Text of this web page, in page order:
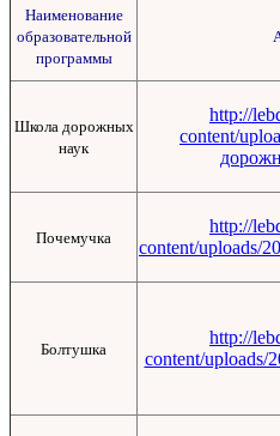
Наименование
образовательной
программы
Школа дорожных
наук
http://
content/
Почемучка
http://
content/uploads/
Болтушка
http://
content/uploads/